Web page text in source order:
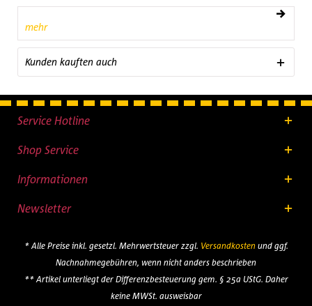
mehr
Kunden kauften auch
Service Hotline
Shop Service
Informationen
Newsletter
* Alle Preise inkl. gesetzl. Mehrwertsteuer zzgl. Versandkostenund ggf.
Nachnahmegebühren, wenn nicht anders beschrieben
** Artikel unterliegt der Differenzbesteuerung gem. § 25a UStG. Daher
keine MWSt. ausweisbar